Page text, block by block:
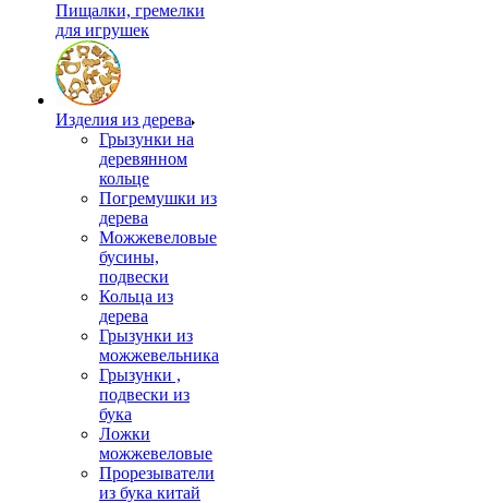
Пищалки, гремелки
для игрушек
Изделия из дерева
Грызунки на
деревянном
кольце
Погремушки из
дерева
Можжевеловые
бусины,
подвески
Кольца из
дерева
Грызунки из
можжевельника
Грызунки ,
подвески из
бука
Ложки
можжевеловые
Прорезыватели
из бука китай